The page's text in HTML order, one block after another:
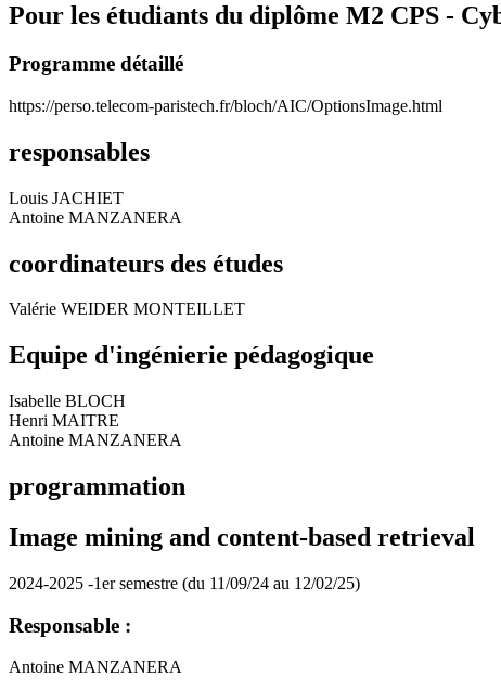
Pour les étudiants du diplôme M2 CPS -
Programme détaillé
https://perso.telecom-paristech.fr/bloch/AIC/OptionsImage.html
responsables
Louis JACHIET
Antoine MANZANERA
coordinateurs des études
Valérie WEIDER MONTEILLET
Equipe d'ingénierie pédagogique
Isabelle BLOCH
Henri MAITRE
Antoine MANZANERA
programmation
Image mining and content-based retrieval
2024-2025 -1er semestre (du 11/09/24 au 12/02/25)
Responsable :
Antoine MANZANERA